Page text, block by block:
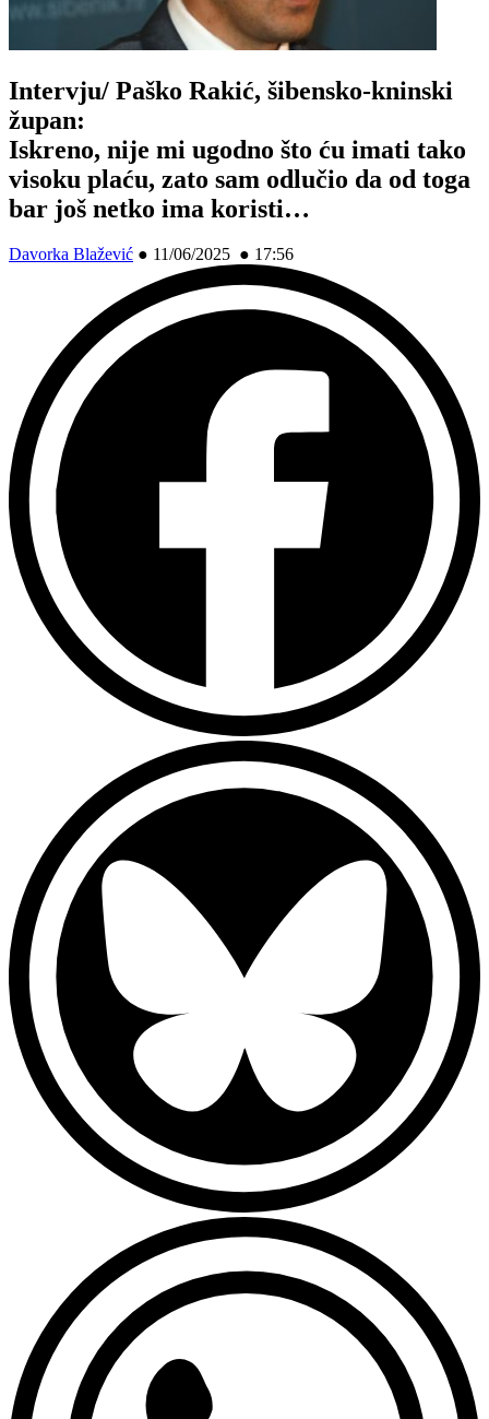
Intervju/ Paško Rakić, šibensko-kninski
župan:
Iskreno, nije mi ugodno što ću imati tako
visoku plaću, zato sam odlučio da od toga
bar još netko ima koristi…
Davorka Blažević ● 11/06/2025 ● 17:56